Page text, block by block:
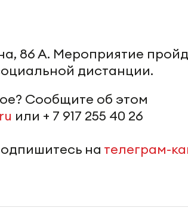
86 А. Мероприятие
дистанции.
Сообщите об этом
или + 7 917 255 40 26
на телеграм-